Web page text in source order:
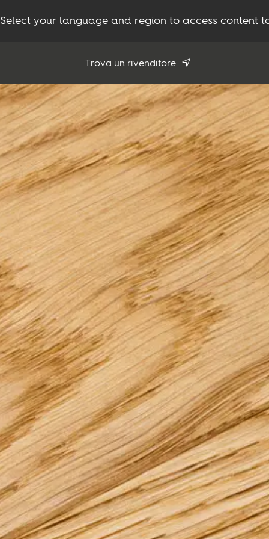
Select your language and region to access content
Trova un rivenditore
Usa la mia posizione
Tutti i rivenditori
Prodotti
Ispirazione
Sostenibilità
Informazioni tecniche